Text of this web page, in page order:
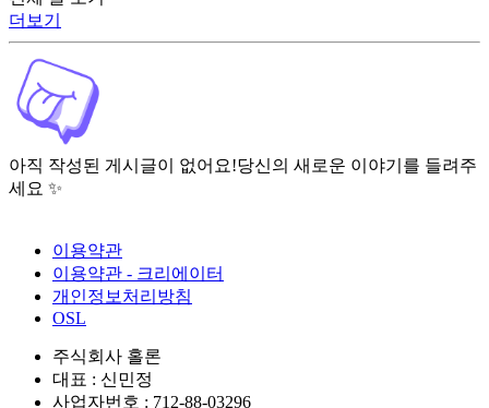
더보기
아직 작성된 게시글이 없어요!당신의 새로운 이야기를 들려주
세요 ✨
이용약관
이용약관 - 크리에이터
개인정보처리방침
OSL
주식회사 홀론
대표 : 신민정
사업자번호 : 712-88-03296